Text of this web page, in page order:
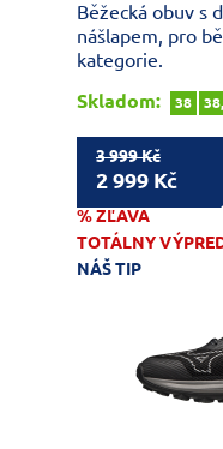
Běžecká obuv s
nášlapem, pro
kategorie.
Skladom:
38
3 999 Kč
2 999 Kč
% ZĽAVA
TOTÁLNY
NÁŠ TIP